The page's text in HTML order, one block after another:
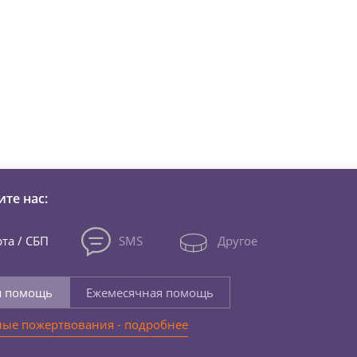
нас:
/ СБП SMS Другое
помощь
Ежемесячная помощь
пожертвования - подробнее